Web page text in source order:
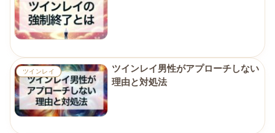
ツインレイ
ツインレイ男性がアプローチしない
理由と対処法